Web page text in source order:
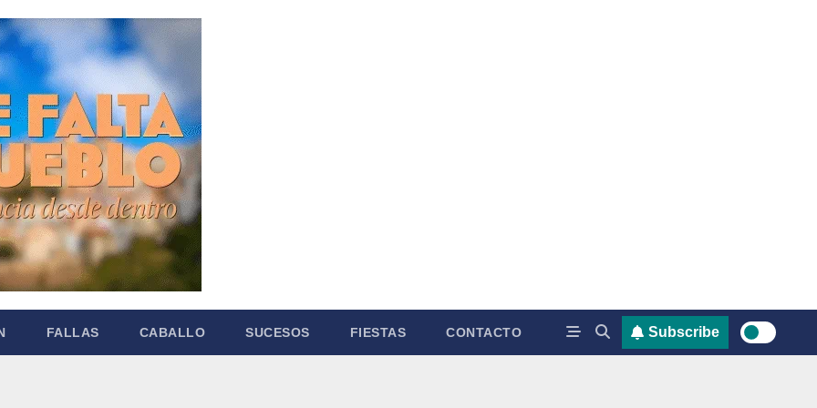
FALLAS CABALLO SUCESOS FIESTAS CONTACTO Subscribe